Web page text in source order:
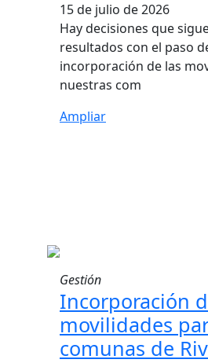
15 de julio de 2026
Hay decisiones que
resultados con el paso
incorporación de las
nuestras com
Ampliar
Gestión
Incorporación
movilidades
comunas de